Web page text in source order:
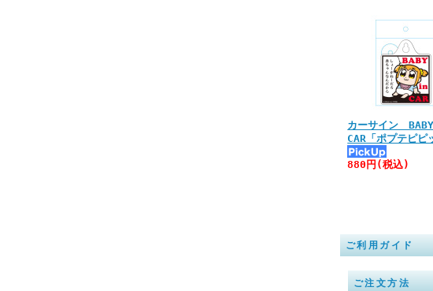
カーサイン
CAR「ポプテピピ
880円(税込)
ご利用ガイド
ご注文方法